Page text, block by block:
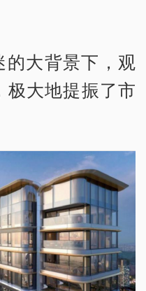
大背景下，观
极大地提振了市